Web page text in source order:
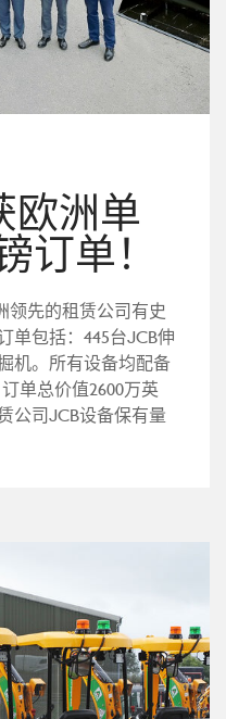
欧洲单
订单！
领先的租赁公司有史
单包括：445台JCB伸
机。所有设备均配备
单总价值2600万英
公司JCB设备保有量